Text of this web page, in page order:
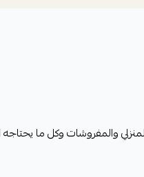
والمفروشات وكل ما يحتاجه